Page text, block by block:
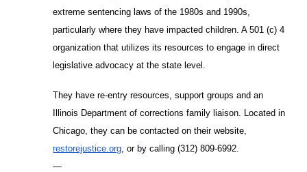
extreme sentencing laws of the 1980s and 1990s,
particularly where they have impacted children. A 501 (c) 4
organization that utilizes its resources to engage in direct
legislative advocacy at the state level.
They have re-entry resources, support groups and an
Illinois Department of corrections family liaison. Located in
Chicago, they can be contacted on their website,
restorejustice.org, or by calling (312) 809-6992.
—